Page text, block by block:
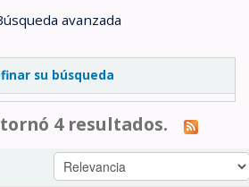
avanzada
su búsqueda
4 resultados.